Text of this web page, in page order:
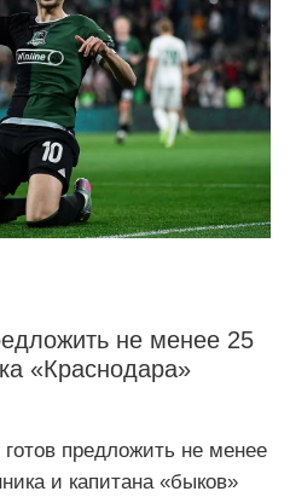
не менее 25
«Краснодара»
предложить не менее
и капитана «быков»